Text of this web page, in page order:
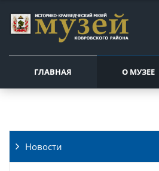
ГЛАВНАЯ О МУЗЕЕ
Новости